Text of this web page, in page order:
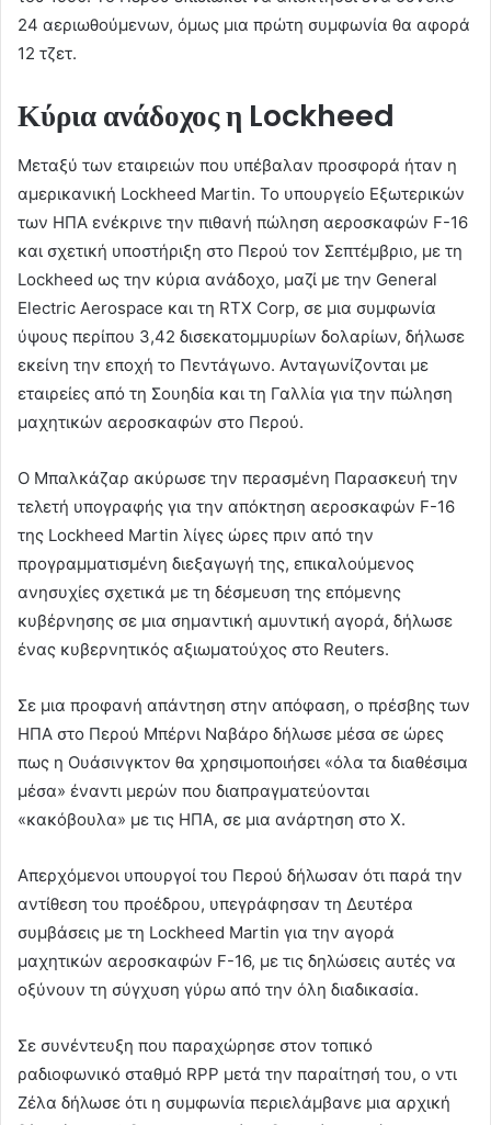
24 αεριωθούμενων, όμως μια πρώτη συμφωνία θα αφορά
12 τζετ.
Κύρια ανάδοχος η Lockheed
Μεταξύ των εταιρειών που υπέβαλαν προσφορά ήταν η
αμερικανική Lockheed Martin. Το υπουργείο Εξωτερικών
των ΗΠΑ ενέκρινε την πιθανή πώληση αεροσκαφών F-16
και σχετική υποστήριξη στο Περού τον Σεπτέμβριο, με τη
Lockheed ως την κύρια ανάδοχο, μαζί με την General
Electric Aerospace και τη RTX Corp, σε μια συμφωνία
ύψους περίπου 3,42 δισεκατομμυρίων δολαρίων, δήλωσε
εκείνη την εποχή το Πεντάγωνο. Ανταγωνίζονται με
εταιρείες από τη Σουηδία και τη Γαλλία για την πώληση
μαχητικών αεροσκαφών στο Περού.
Ο Μπαλκάζαρ ακύρωσε την περασμένη Παρασκευή την
τελετή υπογραφής για την απόκτηση αεροσκαφών F-16
της Lockheed Martin λίγες ώρες πριν από την
προγραμματισμένη διεξαγωγή της, επικαλούμενος
ανησυχίες σχετικά με τη δέσμευση της επόμενης
κυβέρνησης σε μια σημαντική αμυντική αγορά, δήλωσε
ένας κυβερνητικός αξιωματούχος στο Reuters.
Σε μια προφανή απάντηση στην απόφαση, ο πρέσβης των
ΗΠΑ στο Περού Μπέρνι Ναβάρο δήλωσε μέσα σε ώρες
πως η Ουάσινγκτον θα χρησιμοποιήσει «όλα τα διαθέσιμα
μέσα» έναντι μερών που διαπραγματεύονται
«κακόβουλα» με τις ΗΠΑ, σε μια ανάρτηση στο Χ.
Απερχόμενοι υπουργοί του Περού δήλωσαν ότι παρά την
αντίθεση του προέδρου, υπεγράφησαν τη Δευτέρα
συμβάσεις με τη Lockheed Martin για την αγορά
μαχητικών αεροσκαφών F-16, με τις δηλώσεις αυτές να
οξύνουν τη σύγχυση γύρω από την όλη διαδικασία.
Σε συνέντευξη που παραχώρησε στον τοπικό
ραδιοφωνικό σταθμό RPP μετά την παραίτησή του, ο ντι
Ζέλα δήλωσε ότι η συμφωνία περιελάμβανε μια αρχική